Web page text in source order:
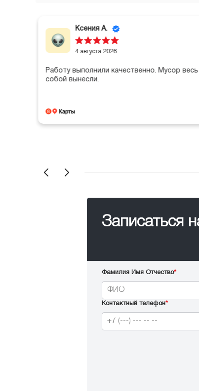
Ксения А.
4 августа 2026
Работу выполнили качественно. Мусор весь
собой вынесли.
Записаться
Фамилия Имя Отчество*
Контактный телефон *